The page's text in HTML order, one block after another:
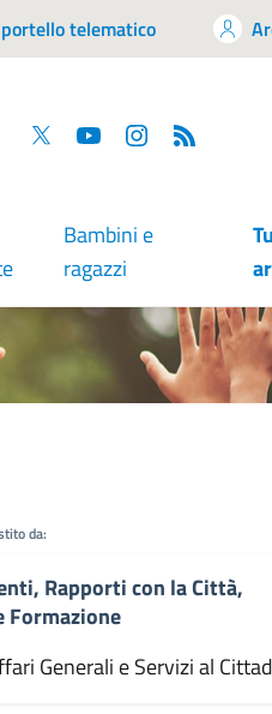
telematico
Facebook
Twitter YouTube
Bambini e
ragazzi
da:
Rapporti con la Città,
Formazione
Generali e Servizi al